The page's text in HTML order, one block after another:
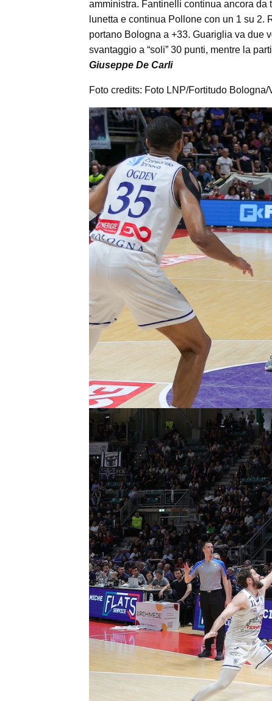
amministra. Fantinelli continua ancora da
lunetta e continua Pollone con un 1 su 2.
portano Bologna a +33. Guariglia va due
svantaggio a “soli” 30 punti, mentre la
Giuseppe De Carli
Foto credits: Foto LNP/Fortitudo Bologna/